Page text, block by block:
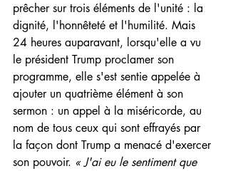
prêcher sur trois éléments de l'unité : la
dignité, l'honnêteté et l'humilité. Mais
24 heures auparavant, lorsqu'elle a vu
le président Trump proclamer son
programme, elle s'est sentie appelée à
ajouter un quatrième élément à son
sermon : un appel à la miséricorde, au
nom de tous ceux qui sont effrayés par
la façon dont Trump a menacé d'exercer
son pouvoir. « J'ai eu le sentiment que